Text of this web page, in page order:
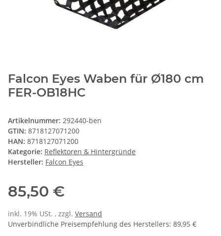
Falcon Eyes Waben für Ø180 cm
FER-OB18HC
Artikelnummer: 292440-ben
GTIN: 8718127071200
HAN: 8718127071200
Kategorie: Reflektoren & Hintergründe
Hersteller: Falcon Eyes
85,50 €
inkl. 19% USt. , zzgl. Versand
Unverbindliche Preisempfehlung des Herstellers: 89,95 €